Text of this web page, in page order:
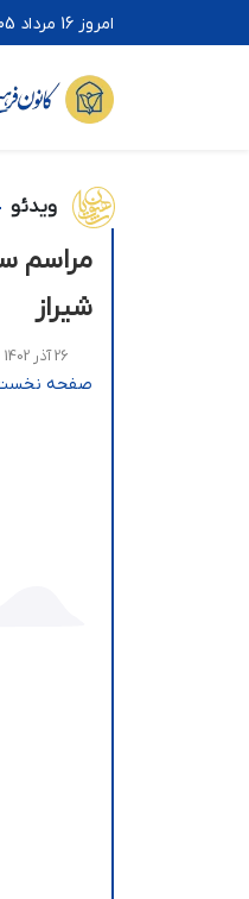
امروز 16 مرداد 1405 - 21 صفر 1448
ویدئو
مراسم
شیراز
26 آذر 1402
صفحه